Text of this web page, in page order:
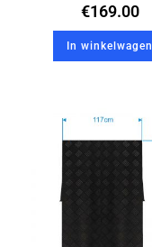
€169.00
In winkelwagen